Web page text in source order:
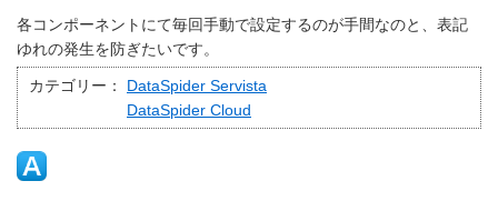
各コンポーネントにて毎回手動で設定するのが手間なのと、表記
ゆれの発生を防ぎたいです。
カテゴリー：
DataSpider Servista
DataSpider Cloud